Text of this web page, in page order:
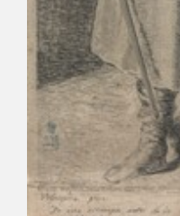
BLOG CUADERNO ITALIANO
FRANCISCO DE GOYA
CRONOLOGÍA